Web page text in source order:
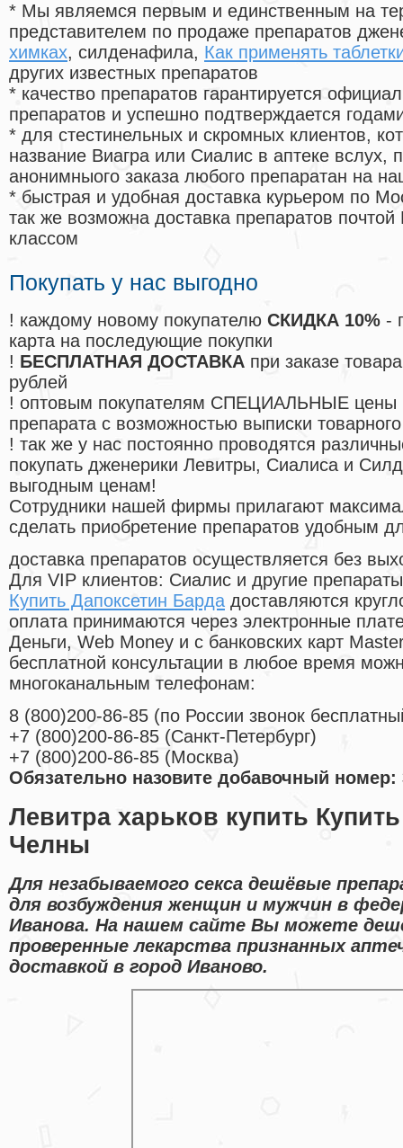
* Мы являемся первым и единственным на
представителем по продаже препаратов
химках, силденафила, Как применять
других известных препаратов
* качество препаратов гарантируется
препаратов и успешно подтверждается
* для стестинельных и скромных клиентов,
название Виагра или Сиалис в аптеке вслух,
анонимныого заказа любого препаратан на
* быстрая и удобная доставка курьером по
так же возможна доставка препаратов
классом
Покупать у нас выгодно
! каждому новому покупателю СКИДКА 10% -
карта на последующие покупки
! БЕСПЛАТНАЯ ДОСТАВКА при заказе
рублей
! оптовым покупателям СПЕЦИАЛЬНЫЕ цены
препарата с возможностью выписки
! так же у нас постоянно проводятся
покупать дженерики Левитры, Сиалиса и
выгодным ценам!
Cотрудники нашей фирмы прилагают
сделать приобретение препаратов удобным
доставка препаратов осуществляется без
Для VIP клиентов: Сиалис и другие
Купить Дапоксетин Барда доставляются
оплата принимаются через электронные
Деньги, Web Money и с банковских карт
бесплатной консультации в любое время
многоканальным телефонам:
8 (800)200-86-85 (по России звонок
+7 (800)200-86-85 (Санкт-Петербург)
+7 (800)200-86-85 (Москва)
Обязательно назовите добавочный номер:
Левитра харьков купить
Челны
Для незабываемого секса дешёвые
для возбуждения женщин и мужчин в
Иванова. На нашем сайте Вы можете
проверенные лекарства признанных
доставкой в город Иваново.